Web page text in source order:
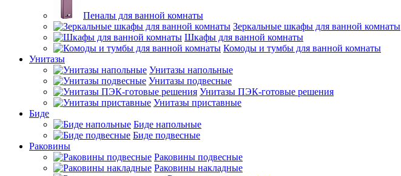
Пеналы для ванной комнаты
Зеркальные шкафы для ванной комнаты
Шкафы для ванной комнаты
Комоды и тумбы для ванной комнаты
Унитазы
Унитазы напольные
Унитазы подвесные
Унитазы ПЭК-готовые решения
Унитазы приставные
Биде
Биде напольные
Биде подвесные
Раковины
Раковины подвесные
Раковины накладные